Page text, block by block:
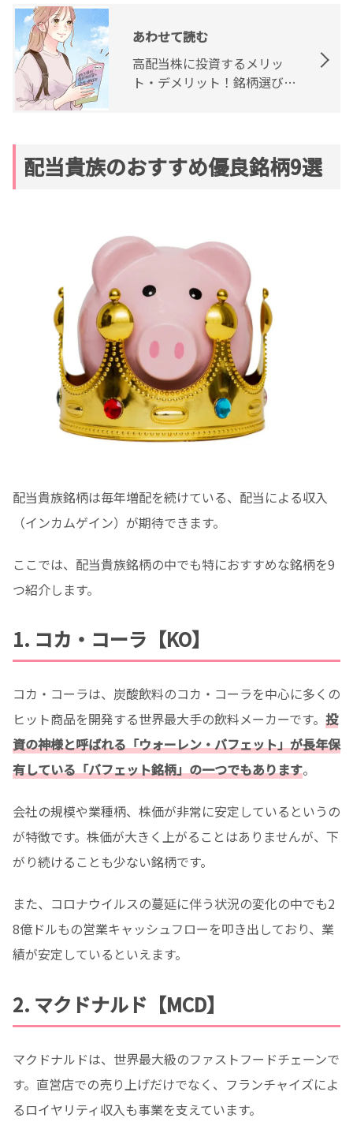
あわせて読む
高配当株に投資するメリッ
ト・デメリット！銘柄選びの
配当貴族のおすすめ優良銘柄9選
配当貴族銘柄は毎年増配を続けている、配当による収入
（インカムゲイン）が期待できます。
ここでは、配当貴族銘柄の中でも特におすすめな銘柄を9
つ紹介します。
1. コカ・コーラ【KO】
コカ・コーラは、炭酸飲料のコカ・コーラを中心に多くの
ヒット商品を開発する世界最大手の飲料メーカーです。 投
資の神様と呼ばれる「ウォーレン・バフェット」が長年保
有している「バフェット銘柄」の一つでもあります。
会社の規模や業種柄、株価が非常に安定しているというの
が特徴です。株価が大きく上がることはありませんが、下
がり続けることも少ない銘柄です。
また、コロナウイルスの蔓延に伴う状況の変化の中でも2
8億ドルもの営業キャッシュフローを叩き出しており、業
績が安定しているといえます。
2. マクドナルド【MCD】
マクドナルドは、世界最大級のファストフードチェーンで
す。直営店での売り上げだけでなく、フランチャイズによ
るロイヤリティ収入も事業を支えています。